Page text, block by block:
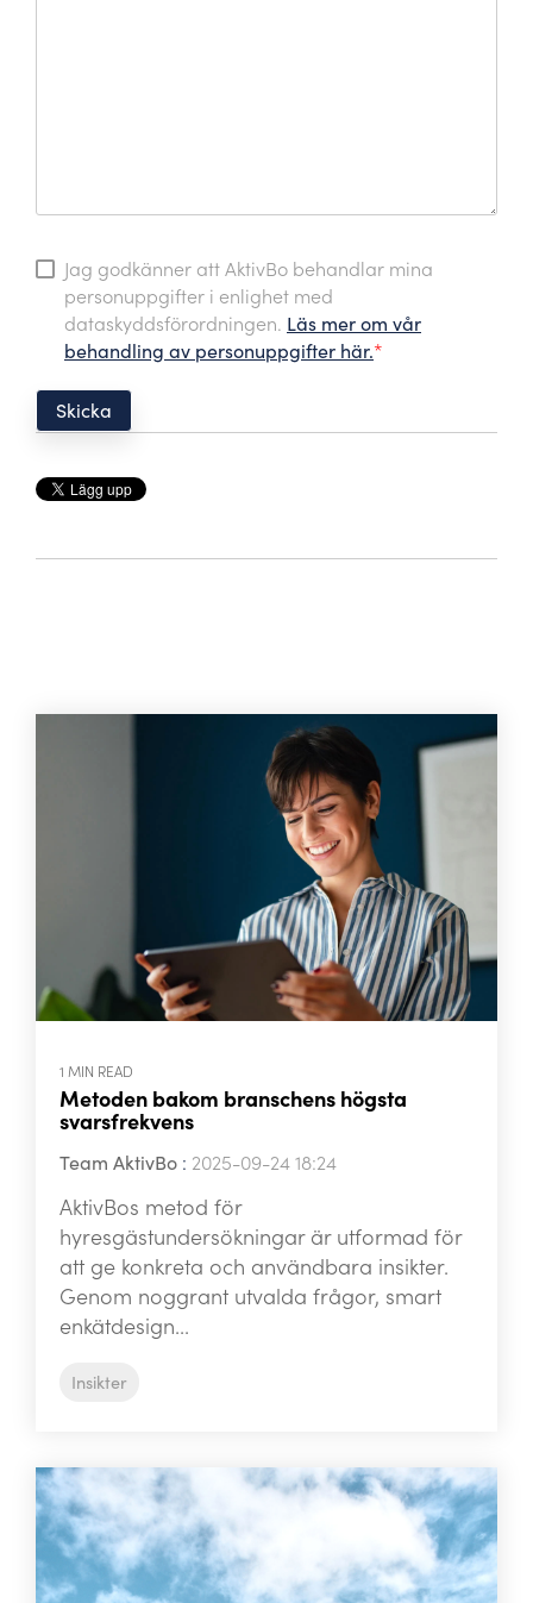
Jag godkänner att AktivBo behandlar mina
personuppgifter i enlighet med
dataskyddsförordningen. Läs mer om vår
behandling av personuppgifter här.*
1 MIN READ
Metoden bakom branschens högsta
svarsfrekvens
Team AktivBo : 2025-09-24 18:24
AktivBos metod för
hyresgästundersökningar är utformad för
att ge konkreta och användbara insikter.
Genom noggrant utvalda frågor, smart
enkätdesign...
Insikter